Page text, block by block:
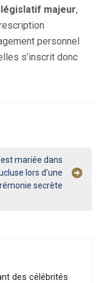
majeur,
personnel
s’inscrit donc
mariée dans
lors d’une
secrète
des célébrités